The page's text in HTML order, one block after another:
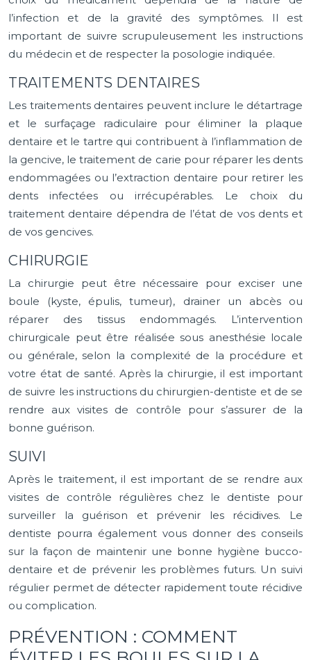
l’infection et de la gravité des symptômes. Il est
important de suivre scrupuleusement les instructions
du médecin et de respecter la posologie indiquée.
TRAITEMENTS DENTAIRES
Les traitements dentaires peuvent inclure le détartrage
et le surfaçage radiculaire pour éliminer la plaque
dentaire et le tartre qui contribuent à l’inflammation de
la gencive, le traitement de carie pour réparer les dents
endommagées ou l’extraction dentaire pour retirer les
dents infectées ou irrécupérables. Le choix du
traitement dentaire dépendra de l’état de vos dents et
de vos gencives.
CHIRURGIE
La chirurgie peut être nécessaire pour exciser une
boule (kyste, épulis, tumeur), drainer un abcès ou
réparer des tissus endommagés. L’intervention
chirurgicale peut être réalisée sous anesthésie locale
ou générale, selon la complexité de la procédure et
votre état de santé. Après la chirurgie, il est important
de suivre les instructions du chirurgien-dentiste et de se
rendre aux visites de contrôle pour s’assurer de la
bonne guérison.
SUIVI
Après le traitement, il est important de se rendre aux
visites de contrôle régulières chez le dentiste pour
surveiller la guérison et prévenir les récidives. Le
dentiste pourra également vous donner des conseils
sur la façon de maintenir une bonne hygiène bucco-
dentaire et de prévenir les problèmes futurs. Un suivi
régulier permet de détecter rapidement toute récidive
ou complication.
PRÉVENTION : COMMENT